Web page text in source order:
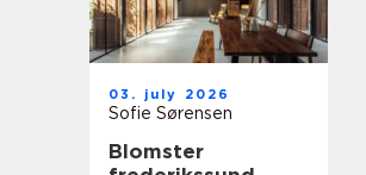
03. july 2026
Sofie Sørensen
Blomster